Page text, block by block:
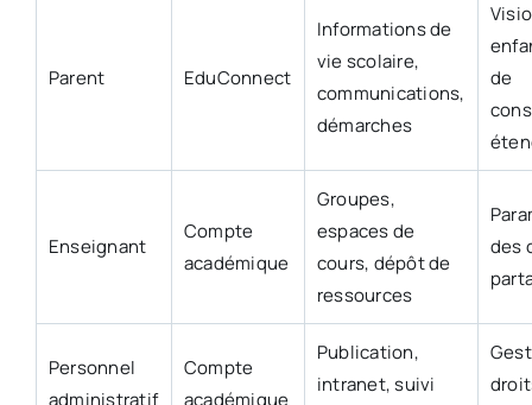
Parent EduConnect
Informations de
vie scolaire,
communications,
démarches
de
Enseignant
Compte
académique
Groupes,
espaces de
cours, dépôt de
ressources
des
Personnel
administratif
Compte
académique
Publication,
intranet, suivi